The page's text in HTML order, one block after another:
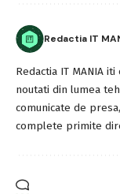
Redactia IT
Redactia IT MANIA
noutati din lumea
comunicate de
complete primite